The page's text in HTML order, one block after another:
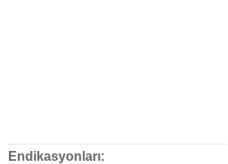
Endikasyonları: